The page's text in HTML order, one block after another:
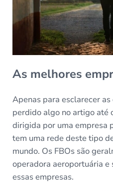
As melhores
Apenas para esclarecer
perdido algo no artigo até
dirigida por uma empresa
tem uma rede deste tipo
mundo. Os FBOs são
operadora aeroportuária e
essas empresas.